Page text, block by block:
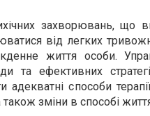
захворювань, що
від легких
життя особи.
та ефективних
способи
зміни в способі